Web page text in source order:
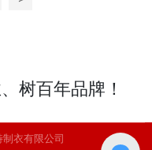
树百年品牌！
衣有限公司